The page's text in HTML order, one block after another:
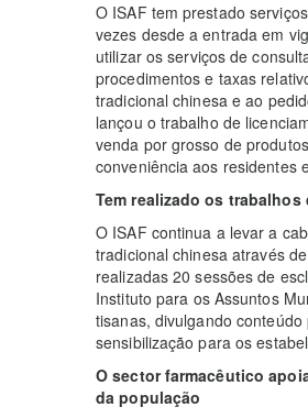
O ISAF tem prestado
vezes desde a entrada em
utilizar os serviços de
procedimentos e taxas
tradicional chinesa e ao
lançou o trabalho de
venda por grosso de
conveniência aos residentes
Tem realizado os
O ISAF continua a levar a
tradicional chinesa através
realizadas 20 sessões de
Instituto para os Assuntos
tisanas, divulgando
sensibilização para os
O sector farmacêutico
da população